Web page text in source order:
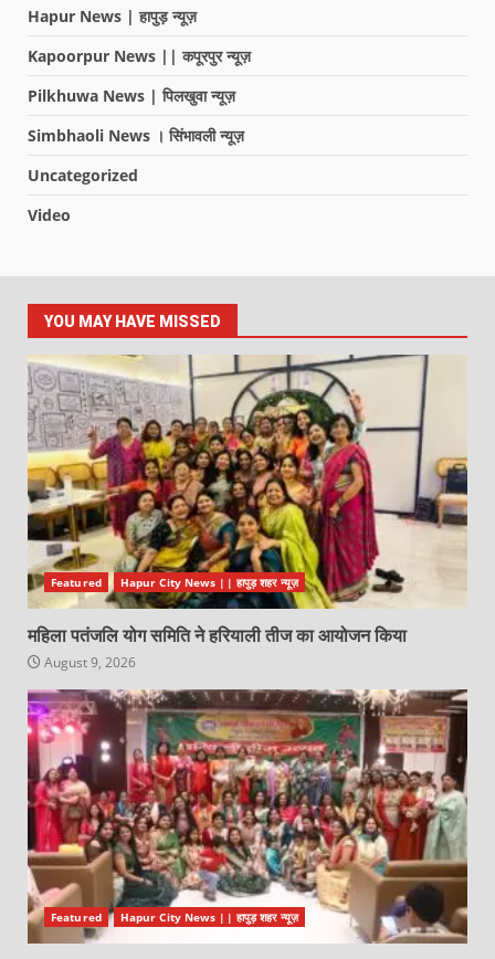
Hapur News | हापुड़ न्यूज़
Kapoorpur News || कपूरपुर न्यूज़
Pilkhuwa News | पिलखुवा न्यूज़
Simbhaoli News । सिंभावली न्यूज़
Uncategorized
Video
YOU MAY HAVE MISSED
Featured Hapur City News || हापुड़ शहर न्यूज़
महिला पतंजलि योग समिति ने हरियाली तीज का आयोजन किया
August 9, 2026
Featured Hapur City News || हापुड़ शहर न्यूज़